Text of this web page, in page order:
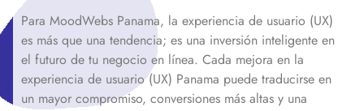
Para MoodWebs Panama, la experiencia de usuario (UX)
es más que una tendencia; es una inversión inteligente en
el futuro de tu negocio en línea. Cada mejora en la
experiencia de usuario (UX) Panama puede traducirse en
un mayor compromiso, conversiones más altas y una